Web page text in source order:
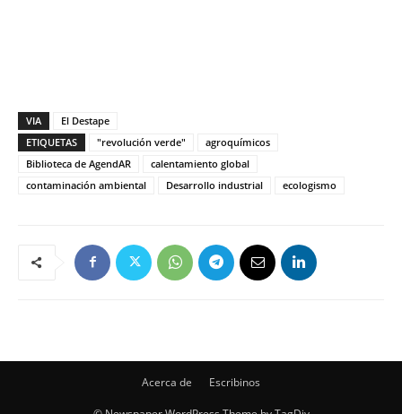
VIA
El Destape
ETIQUETAS
"revolución verde"
agroquímicos
Biblioteca de AgendAR
calentamiento global
contaminación ambiental
Desarrollo industrial ecologismo
Acerca de Escribinos